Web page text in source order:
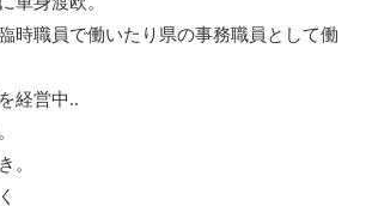
時職員で働いたり県の事務職員として働
経営中..
。